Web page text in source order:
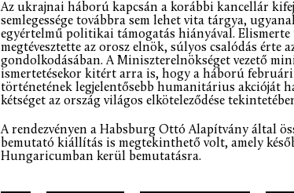
Az ukrajnai háború kapcsán a korábbi kancellár
semlegessége továbbra sem lehet vita tárgya,
egyértelmű politikai támogatás hiányával.
megtévesztette az orosz elnök, súlyos csalódás érte
gondolkodásában. A Miniszterelnökséget vezető
ismertetésekor kitért arra is, hogy a háború
történetének legjelentősebb humanitárius akcióját
kétséget az ország világos elköteleződése
A rendezvényen a Habsburg Ottó Alapítvány által
bemutató kiállítás is megtekinthető volt, amely
Hungaricumban kerül bemutatásra.